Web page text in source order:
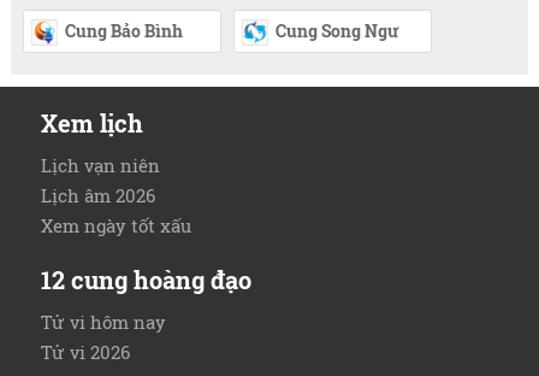
Cung Bảo Bình Cung Song Ngư
Xem lịch
Lịch vạn niên
Lịch âm 2026
Xem ngày tốt xấu
12 cung hoàng đạo
Tử vi hôm nay
Tử vi 2026